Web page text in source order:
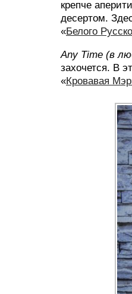
крепче
десертом.
«Белого
Any Time (в
захочется. В
«Кровавая